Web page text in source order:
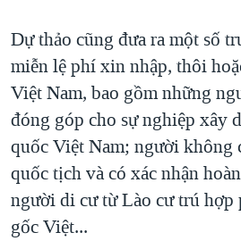
Dự thảo cũng đưa ra một số
miễn lệ phí xin nhập, thôi
Việt Nam, bao gồm những
đóng góp cho sự nghiệp xây
quốc Việt Nam; người không
quốc tịch và có xác nhận
người di cư từ Lào cư trú hợp
gốc Việt...